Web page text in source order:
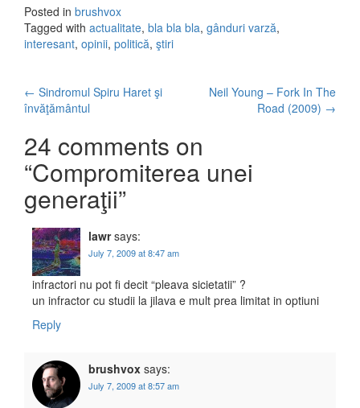
Posted in brushvox
Tagged with actualitate, bla bla bla, gânduri varză,
interesant, opinii, politică, ştiri
Post navigation
← Sindromul Spiru Haret şi
învăţământul
Neil Young – Fork In The
Road (2009) →
24 comments on
“Compromiterea unei
generaţii”
lawr says:
July 7, 2009 at 8:47 am
infractori nu pot fi decit “pleava sicietatii” ?
un infractor cu studii la jilava e mult prea limitat in optiuni
Reply
brushvox says:
July 7, 2009 at 8:57 am